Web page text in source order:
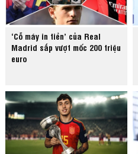
‘Cỗ máy in tiền’ của Real
Madrid sắp vượt mốc 200 triệu
euro